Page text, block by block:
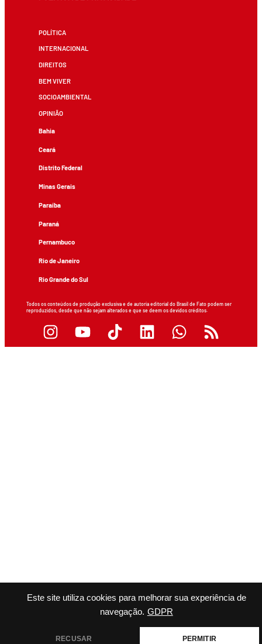
Este site utiliza cookies para melhorar sua experiência de
navegação. GDPR
RECUSAR PERMITIR
POLÍTICA
INTERNACIONAL
DIREITOS
BEM VIVER
SOCIOAMBIENTAL
OPINIÃO
Bahia
Ceará
Distrito Federal
Minas Gerais
Paraíba
Paraná
Pernambuco
Rio de Janeiro
Rio Grande do Sul
Todos os conteúdos de produção exclusiva e de autoria editorial do Brasil de Fato podem ser
reproduzidos, desde que não sejam alterados e que se deem os devidos créditos.